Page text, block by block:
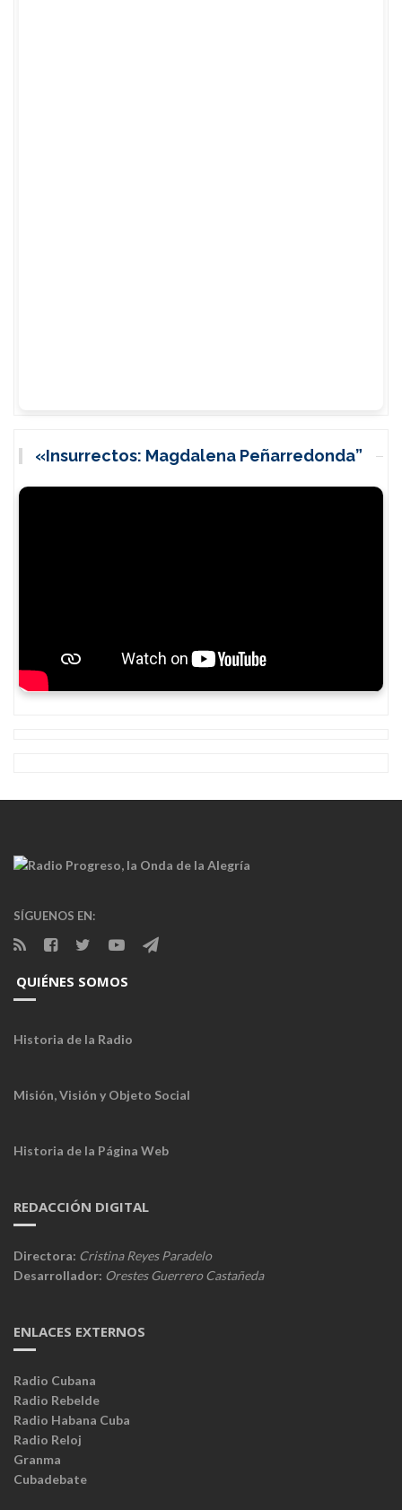
«Insurrectos: Magdalena Peñarredonda”
SÍGUENOS EN:
QUIÉNES SOMOS
Historia de la Radio
Misión, Visión y Objeto Social
Historia de la Página Web
REDACCIÓN DIGITAL
Directora: Cristina Reyes Paradelo
Desarrollador: Orestes Guerrero Castañeda
ENLACES EXTERNOS
Radio Cubana
Radio Rebelde
Radio Habana Cuba
Radio Reloj
Granma
Cubadebate